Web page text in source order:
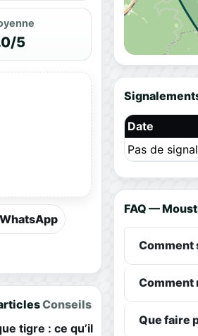
5
Conseils
tigre : ce qu’il
Date
Pas de
FAQ —
Comment
Comment
Que faire